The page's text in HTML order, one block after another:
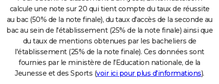
calcule une note sur 20 qui tient compte du taux de réussite
au bac (50% de la note finale), du taux d'accès de la seconde au
bac au sein de l'établissement (25% de la note finale) ainsi que
du taux de mentions obtenues par les bacheliers de
l'établissement (25% de la note finale). Ces données sont
fournies par le ministère de l'Education nationale, de la
Jeunesse et des Sports (voir ici pour plus d'informations).